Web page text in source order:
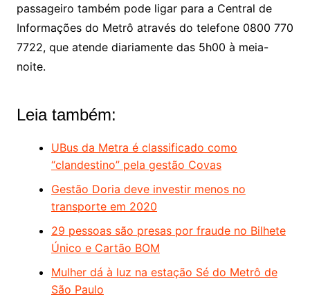
passageiro também pode ligar para a Central de
Informações do Metrô através do telefone 0800 770
7722, que atende diariamente das 5h00 à meia-
noite.
Leia também:
UBus da Metra é classificado como
“clandestino” pela gestão Covas
Gestão Doria deve investir menos no
transporte em 2020
29 pessoas são presas por fraude no Bilhete
Único e Cartão BOM
Mulher dá à luz na estação Sé do Metrô de
São Paulo